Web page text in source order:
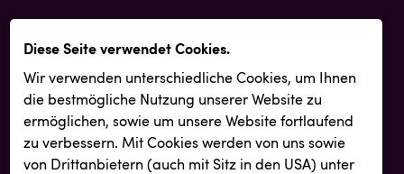
Diese Seite verwendet Cookies.
Wir verwenden unterschiedliche Cookies, um Ihnen
die best­mögliche Nutzung unserer Website zu
ermöglichen, sowie um unsere Website fortlaufend
zu verbessern. Mit Cookies werden von uns sowie
von Drittanbietern (auch mit Sitz in den USA) unter